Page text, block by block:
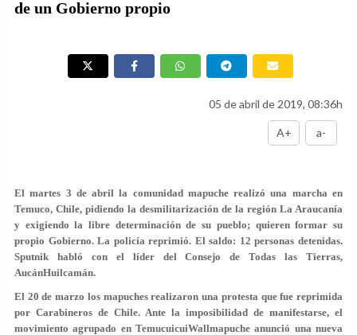
de un Gobierno propio
05 de abril de 2019, 08:36h
A+ a-
El martes 3 de abril la comunidad mapuche realizó una marcha en
Temuco, Chile, pidiendo la desmilitarización de la región La Araucanía
y exigiendo la libre determinación de su pueblo; quieren formar su
propio Gobierno. La policía reprimió. El saldo: 12 personas detenidas.
Sputnik habló con el líder del Consejo de Todas las Tierras,
AucánHuilcamán.
El 20 de marzo los mapuches realizaron una protesta que fue reprimida
por Carabineros de Chile. Ante la imposibilidad de manifestarse, el
movimiento agrupado en TemucuicuiWallmapuche anunció una nueva